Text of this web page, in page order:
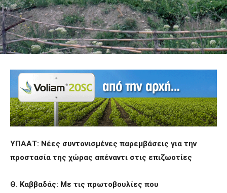
ΥΠΑΑΤ: Νέες συντονισμένες παρεμβάσεις για την
προστασία της χώρας απέναντι στις επιζωοτίες
Θ. Καββαδάς: Με τις πρωτοβουλίες που